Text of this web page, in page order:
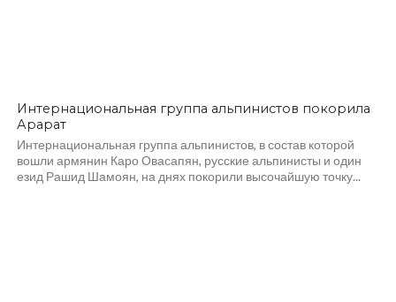
Интернациональная группа альпинистов покорила
Арарат
Интернациональная группа альпинистов, в состав которой
вошли армянин Каро Овасапян, русские альпинисты и один
езид Рашид Шамоян, на днях покорили высочайшую точку...